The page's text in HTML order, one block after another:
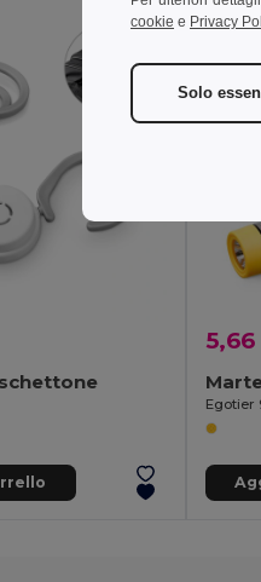
Egotier
cookie e Privacy
Solo